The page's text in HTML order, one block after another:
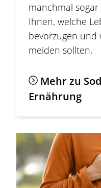
manchmal
Ihnen, welche
bevorzugen und
meiden sollten.
Mehr zu
Ernährung